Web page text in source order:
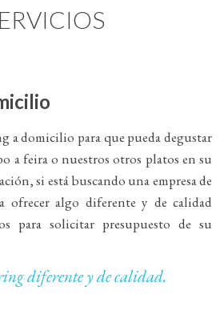
a domicilio para que pueda degustar
a feira o nuestros otros platos en su
si está buscando una empresa de
ofrecer algo diferente y de calidad
para solicitar presupuesto de su
diferente y de calidad.